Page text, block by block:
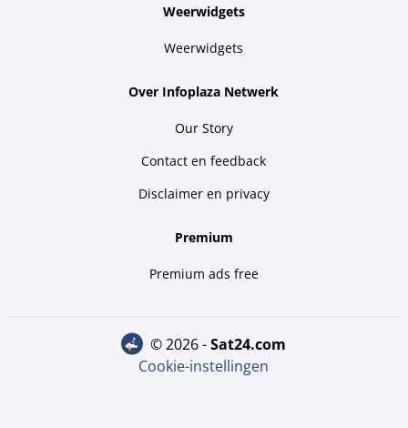
Weerwidgets
Weerwidgets
Over Infoplaza Netwerk
Our Story
Contact en feedback
Disclaimer en privacy
Premium
Premium ads free
© 2026 - sat24.com
Cookie-instellingen